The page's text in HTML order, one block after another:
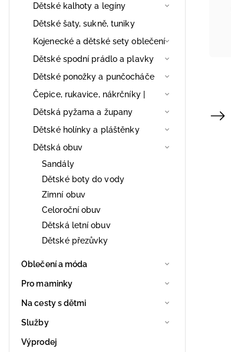
Dětské kalhoty a legíny
Dětské šaty, sukně, tuniky
Kojenecké a dětské sety oblečení
Dětské spodní prádlo a plavky
Dětské ponožky a punčocháče
Čepice, rukavice, nákrčníky |
Dětská pyžama a župany
Dětské holínky a pláštěnky
Dětská obuv
Sandály
Dětské boty do vody
Zimní obuv
Celoroční obuv
Dětská letní obuv
Dětské přezůvky
Oblečení a móda
Pro maminky
Na cesty s dětmi
Služby
Výprodej